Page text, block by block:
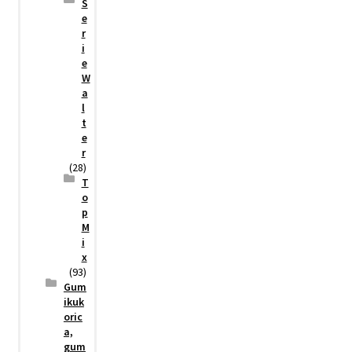
S
e
r
i
e
W
a
l
t
e
r
(28)
T
o
p
M
i
x
(93)
Gum
ikuk
oric
a,
gum